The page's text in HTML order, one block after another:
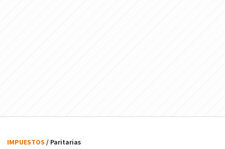
IMPUESTOS / Paritarias